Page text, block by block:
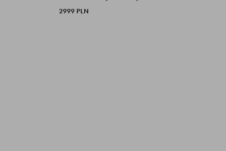
2999 PLN